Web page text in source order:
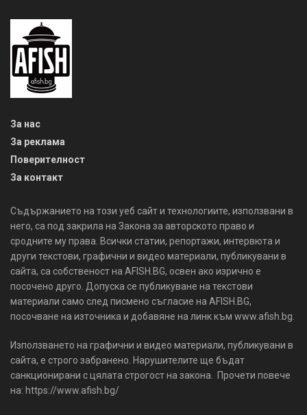
За нас
За реклама
Поверителност
За контакт
Съдържанието на този уеб сайт и технологиите, използвани в
него, са под закрила на Закона за авторското право и
сродните му права. Всички статии, репортажи, интервюта и
други текстови, графични и видео материали, публикувани в
сайта, са собственост на AFISH.BG, освен ако изрично е
посочено друго. Допуска се публикуване на текстови
материали само след писмено съгласие на AFISH.BG,
посочване на източника и добавяне на линк към www.afish.bg.
Използването на графични и видео материали, публикувани в
сайта, е строго забранено. Нарушителите ще бъдат
санкционирани с цялата строгост на закона. Прочети повече
на: https://www.afish.bg/